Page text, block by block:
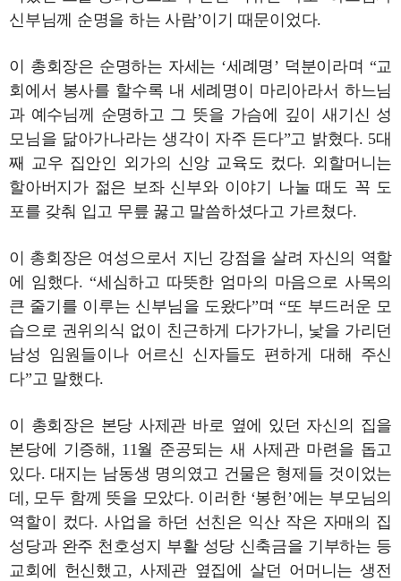
신부님께 순명을 하는 사람’이기 때문이었다.
이 총회장은 순명하는 자세는 ‘세례명’ 덕분이라며 “교
회에서 봉사를 할수록 내 세례명이 마리아라서 하느님
과 예수님께 순명하고 그 뜻을 가슴에 깊이 새기신 성
모님을 닮아가나라는 생각이 자주 든다”고 밝혔다. 5대
째 교우 집안인 외가의 신앙 교육도 컸다. 외할머니는
할아버지가 젊은 보좌 신부와 이야기 나눌 때도 꼭 도
포를 갖춰 입고 무릎 꿇고 말씀하셨다고 가르쳤다.
이 총회장은 여성으로서 지닌 강점을 살려 자신의 역할
에 임했다. “세심하고 따뜻한 엄마의 마음으로 사목의
큰 줄기를 이루는 신부님을 도왔다”며 “또 부드러운 모
습으로 권위의식 없이 친근하게 다가가니, 낯을 가리던
남성 임원들이나 어르신 신자들도 편하게 대해 주신
다”고 말했다.
이 총회장은 본당 사제관 바로 옆에 있던 자신의 집을
본당에 기증해, 11월 준공되는 새 사제관 마련을 돕고
있다. 대지는 남동생 명의였고 건물은 형제들 것이었는
데, 모두 함께 뜻을 모았다. 이러한 ‘봉헌’에는 부모님의
역할이 컸다. 사업을 하던 선친은 익산 작은 자매의 집
성당과 완주 천호성지 부활 성당 신축금을 기부하는 등
교회에 헌신했고, 사제관 옆집에 살던 어머니는 생전